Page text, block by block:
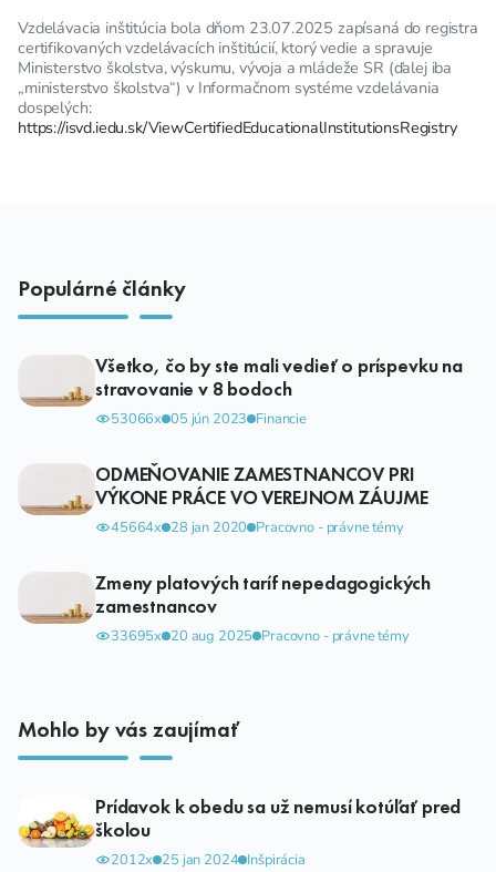
Vzdelávacia inštitúcia bola dňom 23.07.2025 zapísaná do registra
certifikovaných vzdelávacích inštitúcií, ktorý vedie a spravuje
Ministerstvo školstva, výskumu, vývoja a mládeže SR (ďalej iba
„ministerstvo školstva“) v Informačnom systéme vzdelávania
dospelých:
https://isvd.iedu.sk/ViewCertifiedEducationalInstitutionsRegistry
Populárné články
Všetko, čo by ste mali vedieť o príspevku na
stravovanie v 8 bodoch
53066x 05 jún 2023 Financie
ODMEŇOVANIE ZAMESTNANCOV PRI
VÝKONE PRÁCE VO VEREJNOM ZÁUJME
45664x 28 jan 2020 Pracovno - právne témy
Zmeny platových taríf nepedagogických
zamestnancov
33695x 20 aug 2025 Pracovno - právne témy
Mohlo by vás zaujímať
Prídavok k obedu sa už nemusí kotúľať pred
školou
2012x 25 jan 2024 Inšpirácia